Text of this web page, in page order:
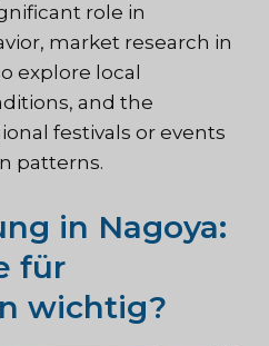
role in
market research in
explore local
and the
festivals or events
patterns.
in Nagoya:
für
wichtig?